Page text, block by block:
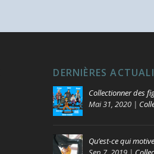
DERNIÈRES
Collectionner des
Mai 31, 2020 |
Qu’est-ce qui